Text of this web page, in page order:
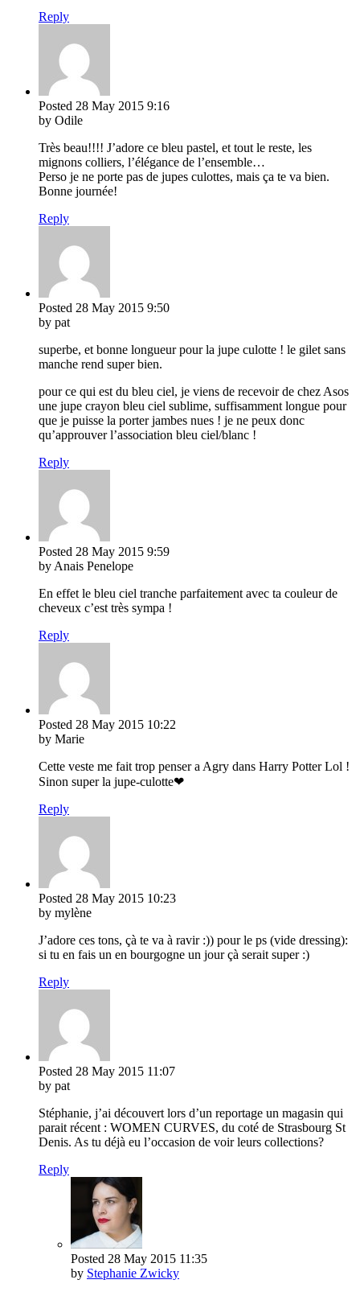
Reply
Posted 28 May 2015 9:16
by Odile
Très beau!!!! J’adore ce bleu pastel, et tout le reste, les
mignons colliers, l’élégance de l’ensemble…
Perso je ne porte pas de jupes culottes, mais ça te va bien.
Bonne journée!
Reply
Posted 28 May 2015 9:50
by pat
superbe, et bonne longueur pour la jupe culotte ! le gilet sans
manche rend super bien.
pour ce qui est du bleu ciel, je viens de recevoir de chez Asos
une jupe crayon bleu ciel sublime, suffisamment longue pour
que je puisse la porter jambes nues ! je ne peux donc
qu’approuver l’association bleu ciel/blanc !
Reply
Posted 28 May 2015 9:59
by Anais Penelope
En effet le bleu ciel tranche parfaitement avec ta couleur de
cheveux c’est très sympa !
Reply
Posted 28 May 2015 10:22
by Marie
Cette veste me fait trop penser a Agry dans Harry Potter Lol !
Sinon super la jupe-culotte❤
Reply
Posted 28 May 2015 10:23
by mylène
J’adore ces tons, çà te va à ravir :)) pour le ps (vide dressing):
si tu en fais un en bourgogne un jour çà serait super :)
Reply
Posted 28 May 2015 11:07
by pat
Stéphanie, j’ai découvert lors d’un reportage un magasin qui
parait récent : WOMEN CURVES, du coté de Strasbourg St
Denis. As tu déjà eu l’occasion de voir leurs collections?
Reply
Posted 28 May 2015 11:35
by Stephanie Zwicky